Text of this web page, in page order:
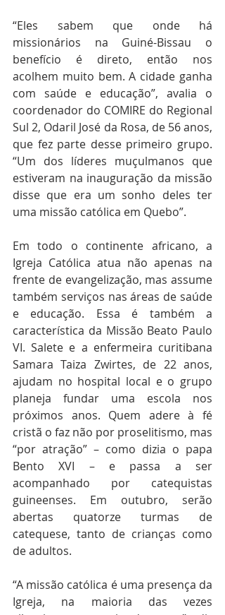
“Eles sabem que onde há
missionários na Guiné-Bissau o
benefício é direto, então nos
acolhem muito bem. A cidade ganha
com saúde e educação”, avalia o
coordenador do COMIRE do Regional
Sul 2, Odaril José da Rosa, de 56 anos,
que fez parte desse primeiro grupo.
“Um dos líderes muçulmanos que
estiveram na inauguração da missão
disse que era um sonho deles ter
uma missão católica em Quebo”.
Em todo o continente africano, a
Igreja Católica atua não apenas na
frente de evangelização, mas assume
também serviços nas áreas de saúde
e educação. Essa é também a
característica da Missão Beato Paulo
VI. Salete e a enfermeira curitibana
Samara Taiza Zwirtes, de 22 anos,
ajudam no hospital local e o grupo
planeja fundar uma escola nos
próximos anos. Quem adere à fé
cristã o faz não por proselitismo, mas
“por atração” – como dizia o papa
Bento XVI – e passa a ser
acompanhado por catequistas
guineenses. Em outubro, serão
abertas quatorze turmas de
catequese, tanto de crianças como
de adultos.
“A missão católica é uma presença da
Igreja, na maioria das vezes